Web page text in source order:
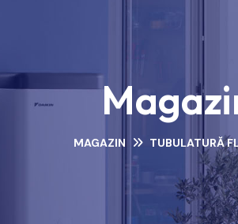
MAGAZIN TUBULATURĂ